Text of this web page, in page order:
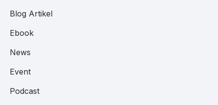
Blog Artikel
Ebook
News
Event
Podcast